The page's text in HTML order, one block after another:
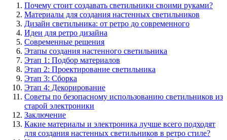
Почему стоит создавать светильники своими руками?
Материалы для создания настенных светильников
Дизайн светильника: от ретро до современного
Идеи для ретро дизайна
Современные решения
Этапы создания настенного светильника
Этап 1: Подбор материалов
Этап 2: Проектирование светильника
Этап 3: Сборка
Этап 4: Декорирование
Советы по безопасному использованию светильников из
старой электроники
Заключение
Какие материалы и электроника лучше всего подходят
для создания настенных светильников в ретро стиле?